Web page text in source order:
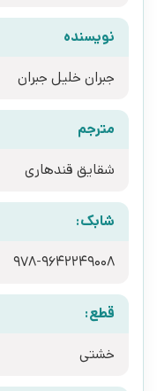
نویسنده
جبران خلیل جبران
مترجم
شقایق قندهاری
شابک:
978-9642249008
قطع:
خشتی